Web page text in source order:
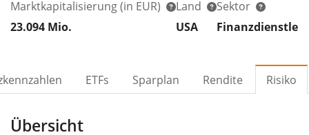
Marktkapitalisierung(in EUR)
23.094 Mio.
Land
USA
Sektor
ETFs Sparplan Rendite Risiko
Übersicht